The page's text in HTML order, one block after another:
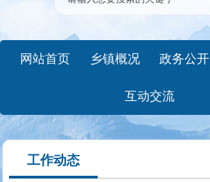
网站首页 乡镇概况 政务公开
互动交流
工作动态